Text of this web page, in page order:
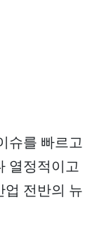
슈를 빠르고
열정적이고
업 전반의 뉴